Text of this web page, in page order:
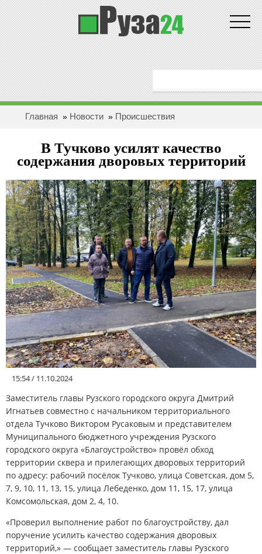
Новости
ЗДОРОВЬЕ
ПОЛИТИКА
ЭКОНОМИКА
БЕЗОПАСНОСТЬ
ПРОИCШЕСТВИЯ
АФИША
КУЛЬТУРА
СПОРТ
РЕДАКЦИЯ
РЕКЛАМОДАТЕЛЯМ
КОНТАКТЫ
Главная » Новости » Проиcшествия
В Тучково усилят качество
содержания дворовых территорий
15:54 / 11.10.2024
Заместитель главы Рузского городского округа Дмитрий
Игнатьев совместно с начальником территориального
отдела Тучково Виктором Русаковым и представителем
Муниципального бюджетного учреждения Рузского
городского округа «Благоустройство» провёл обход
территории сквера и прилегающих дворовых территорий
по адресу: рабочий посёлок Тучково, улица Советская, дом 5,
7, 9, 10, 11, 13, 15, улица Лебеденко, дом 11, 15, 17, улица
Комсомольская, дом 2, 4, 10.
«Проверил выполнение работ по благоустройству, дал
поручение усилить качество содержания дворовых
территорий,» — сообщает заместитель главы Рузского